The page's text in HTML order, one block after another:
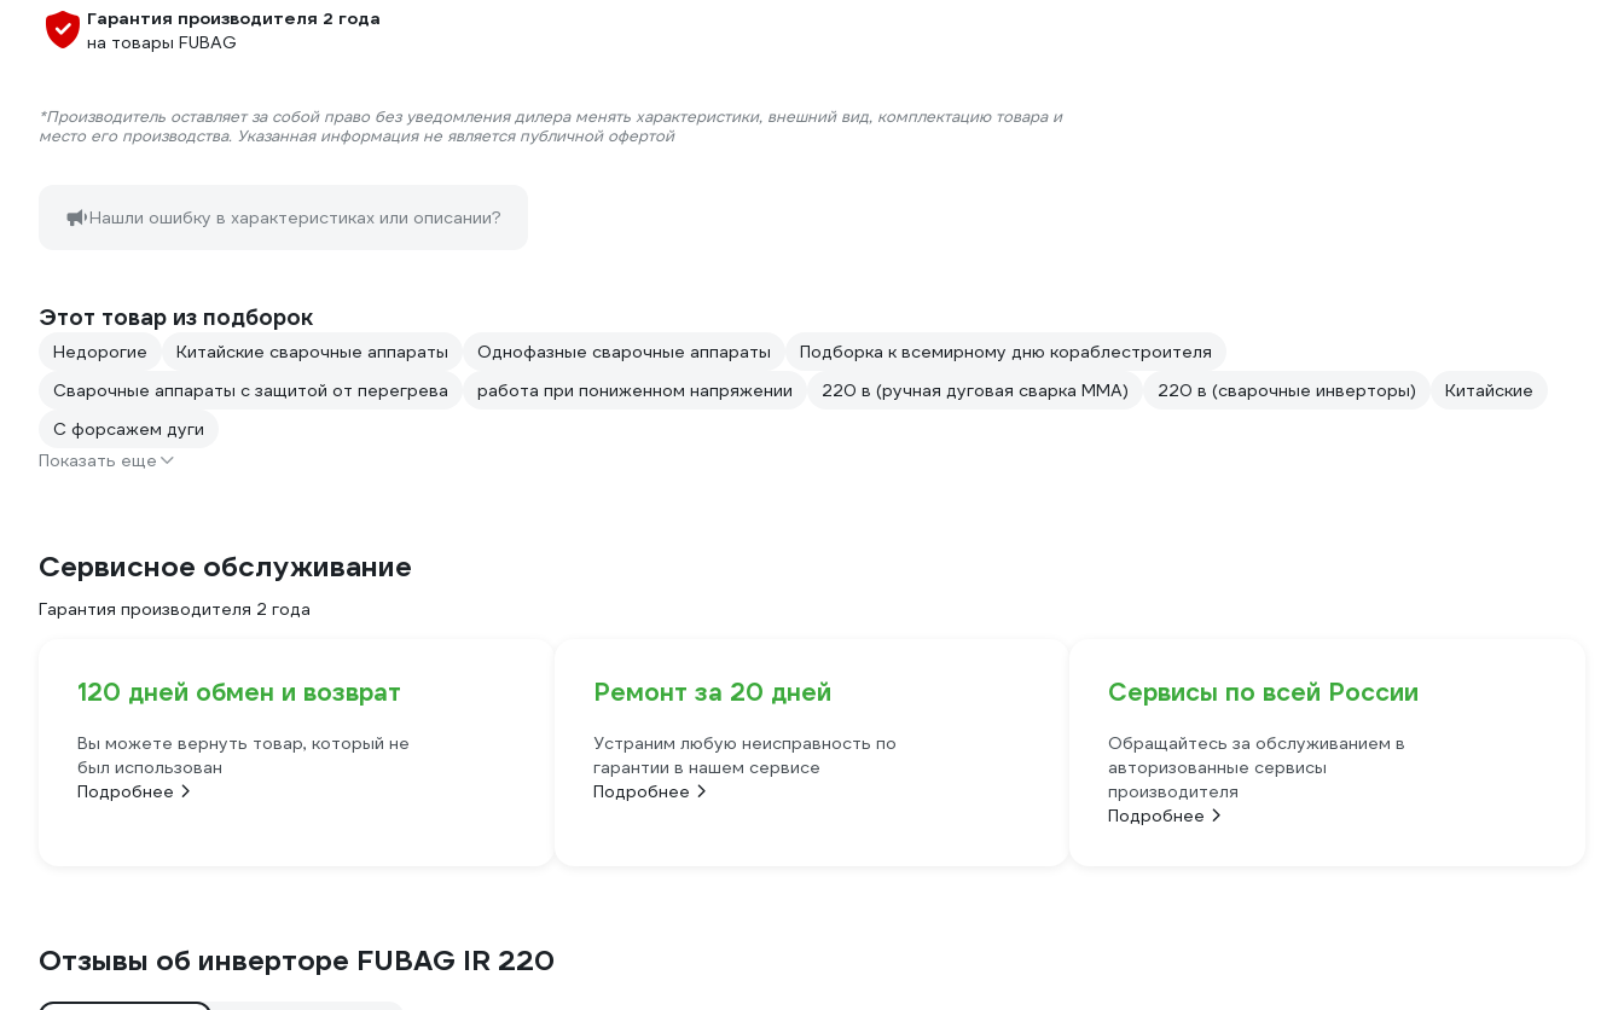
Гарантия производителя 2 года
на товары FUBAG
*Производитель оставляет за собой право без уведомления дилера менять характеристики, внешний вид, комплектацию товара и
место его производства. Указанная информация не является публичной офертой
Нашли ошибку в характеристиках или описании?
Этот товар из подборок
Недорогие Китайские сварочные аппараты Однофазные сварочные аппараты
Подборка к всемирному дню кораблестроителя
Сварочные аппараты с защитой от перегрева
работа при пониженном напряжении 220 в (ручная дуговая сварка MMA) 220 в (сварочные инверторы)
Китайские
С форсажем дуги
Показать еще
Сервисное обслуживание
Гарантия производителя 2 года
120 дней обмен и возврат
Вы можете вернуть товар, который не
был использован
Подробнее
Ремонт за 20 дней
Устраним любую неисправность по
гарантии в нашем сервисе
Подробнее
Сервисы по всей России
Обращайтесь за обслуживанием в
авторизованные сервисы
производителя
Подробнее
Отзывы об инверторе FUBAG IR 220